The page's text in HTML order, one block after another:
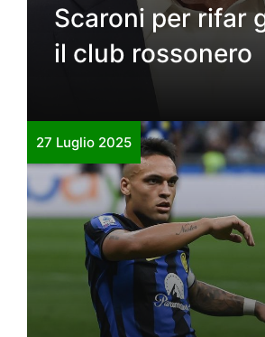
Scaroni per rifar
il club rossonero
27 Luglio 2025